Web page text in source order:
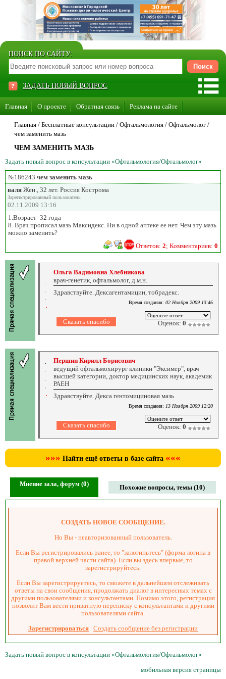
ПОИСК ПО САЙТУ:
ЗАДАТЬ НОВЫЙ ВОПРОС
Главная О проекте Обратная связь Реклама на сайте
Стать консультантом нашего сайта
Главная / Бесплатные консультации / Офтальмология / Офтальмолог /
чем заменить мазь
ЧЕМ ЗАМЕНИТЬ МАЗЬ
Задать новый вопрос в консультации «Офтальмология/Офтальмолог»
№186243 чем заменить мазь
валя Жен., 32 лет. Россия Кострома
Зарегистрированный пользователь
02.11.2009 13:16
1.Возраст -32 года
8. Врач прописал мазь Максидекс. Ни в одной аптеке ее нет. Чем эту мазь
можно заменить?
Ответов: 2; Комментариев: 0
Ольга Вадимовна Хлебникова
врач-генетик, офтальмолог, д.м.н.
Здравствуйте. Дексагентамицин, тобрадекс.
Время создания: 02 Ноября 2009 13:46
Оценок: 0
Першин Кирилл Борисович
ведущий офтальмохирург клиники "Эксимер", врач
высшей категории, доктор медицинских наук, академик
РАЕН
Здравствуйте. Декса гентомициновая мазь
Время создания: 13 Ноября 2009 12:20
Оценок: 0
»»» Найти ещё ответы в базе сайта «««
Мнение зала, форум (0) Похожие вопросы, темы (10)
СОЗДАТЬ НОВОЕ СООБЩЕНИЕ.
Но Вы - неавторизованный пользователь.
Если Вы регистрировались ранее, то "залогиньтесь" (форма логина в
правой верхней части сайта). Если вы здесь впервые, то
зарегистрируйтесь.
Если Вы зарегистрируетесь, то сможете в дальнейшем отслеживать
ответы на свои сообщения, продолжать диалог в интересных темах с
другими пользователями и консультантами. Помимо этого, регистрация
позволит Вам вести приватную переписку с консультантами и другими
пользователями сайта.
Зарегистрироваться Создать сообщение без регистрации
Задать новый вопрос в консультации «Офтальмология/Офтальмолог»
мобильная версия страницы